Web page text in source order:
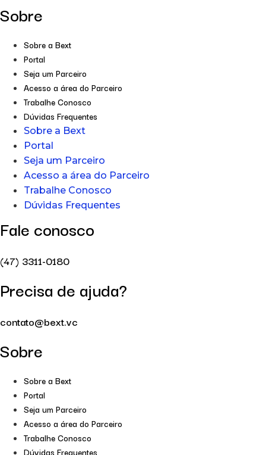
Sobre
Sobre a Bext
Portal
Seja um Parceiro
Acesso a área do Parceiro
Trabalhe Conosco
Dúvidas Frequentes
Sobre a Bext
Portal
Seja um Parceiro
Acesso a área do Parceiro
Trabalhe Conosco
Dúvidas Frequentes
Fale conosco
(47) 3311-0180
Precisa de ajuda?
contato@bext.vc
Sobre
Sobre a Bext
Portal
Seja um Parceiro
Acesso a área do Parceiro
Trabalhe Conosco
Dúvidas Frequentes